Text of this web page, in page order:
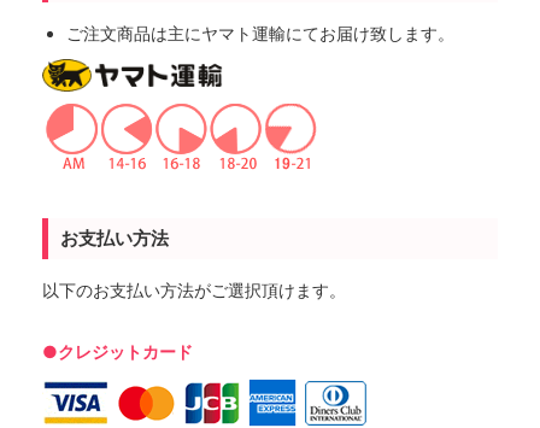
ご注文商品は主にヤマト運輸にてお届け致します。
お支払い方法
以下のお支払い方法がご選択頂けます。
●クレジットカード